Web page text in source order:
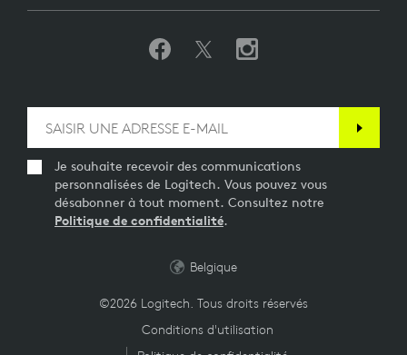
Je souhaite recevoir des communications
personnalisées de Logitech. Vous pouvez vous
désabonner à tout moment. Consultez notre
Politique de confidentialité.
©2026 Logitech. Tous droits réservés
Conditions d'utilisation
Belgique